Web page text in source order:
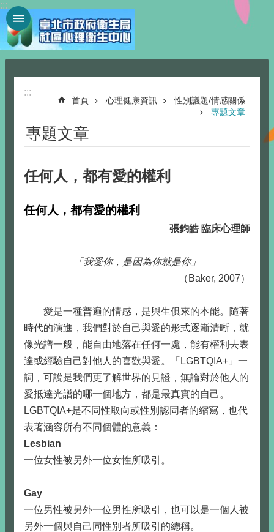
跳到主要內容區塊
:::
:::
首頁 心理健康資訊
性別議題/情感關係
專題文章
專題文章
任何人，都有愛的權利
任何人，都有愛的權利
張鈞皓 臨床心理師
「我愛你，是因為你就是你」
（Baker, 2007）
愛是一種普遍的情感，是與生俱來的本能。隨著
時代的演進，我們對於自己與愛的形式逐漸清晰，就
像光譜一般，能自由地落在任何一處，能有權利去表
達或經驗自己對他人的喜歡與愛。「LGBTQIA+」一
詞，可說是我們更了解世界的見證，無論對於他人的
愛抵達光譜的哪一個地方，都是最真實的自己。
LGBTQIA+是不同性取向或性別認同者的縮寫，也代
表著涵容所有不同個體的意義：
Lesbian
一位女性被另外一位女性所吸引。
Gay
一位男性被另外一位男性所吸引，也可以是一個人被
另外一個與自己同性別者所吸引的總稱。